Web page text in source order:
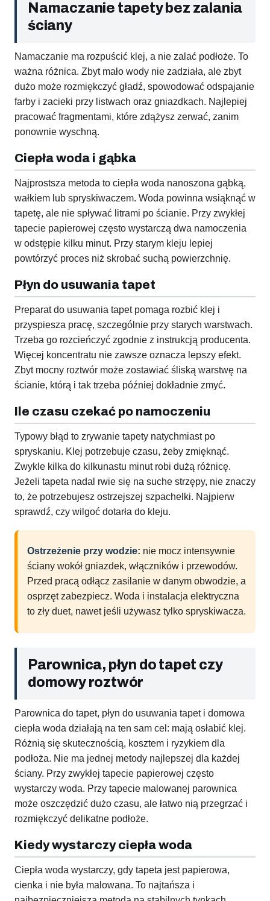
Namaczanie tapety bez zalania
ściany
Namaczanie ma rozpuścić klej, a nie zalać podłoże. To
ważna różnica. Zbyt mało wody nie zadziała, ale zbyt
dużo może rozmiękczyć gładź, spowodować odspajanie
farby i zacieki przy listwach oraz gniazdkach. Najlepiej
pracować fragmentami, które zdążysz zerwać, zanim
ponownie wyschną.
Ciepła woda i gąbka
Najprostsza metoda to ciepła woda nanoszona gąbką,
wałkiem lub spryskiwaczem. Woda powinna wsiąknąć w
tapetę, ale nie spływać litrami po ścianie. Przy zwykłej
tapecie papierowej często wystarczą dwa namoczenia
w odstępie kilku minut. Przy starym kleju lepiej
powtórzyć proces niż skrobać suchą powierzchnię.
Płyn do usuwania tapet
Preparat do usuwania tapet pomaga rozbić klej i
przyspiesza pracę, szczególnie przy starych warstwach.
Trzeba go rozcieńczyć zgodnie z instrukcją producenta.
Więcej koncentratu nie zawsze oznacza lepszy efekt.
Zbyt mocny roztwór może zostawiać śliską warstwę na
ścianie, którą i tak trzeba później dokładnie zmyć.
Ile czasu czekać po namoczeniu
Typowy błąd to zrywanie tapety natychmiast po
spryskaniu. Klej potrzebuje czasu, żeby zmięknąć.
Zwykle kilka do kilkunastu minut robi dużą różnicę.
Jeżeli tapeta nadal rwie się na suche strzępy, nie znaczy
to, że potrzebujesz ostrzejszej szpachelki. Najpierw
sprawdź, czy wilgoć dotarła do kleju.
Ostrzeżenie przy wodzie: nie mocz intensywnie
ściany wokół gniazdek, włączników i przewodów.
Przed pracą odłącz zasilanie w danym obwodzie, a
osprzęt zabezpiecz. Woda i instalacja elektryczna
to zły duet, nawet jeśli używasz tylko spryskiwacza.
Parownica, płyn do tapet czy
domowy roztwór
Parownica do tapet, płyn do usuwania tapet i domowa
ciepła woda działają na ten sam cel: mają osłabić klej.
Różnią się skutecznością, kosztem i ryzykiem dla
podłoża. Nie ma jednej metody najlepszej dla każdej
ściany. Przy zwykłej tapecie papierowej często
wystarczy woda. Przy tapecie malowanej parownica
może oszczędzić dużo czasu, ale łatwo nią przegrzać i
rozmiękczyć delikatne podłoże.
Kiedy wystarczy ciepła woda
Ciepła woda wystarczy, gdy tapeta jest papierowa,
cienka i nie była malowana. To najtańsza i